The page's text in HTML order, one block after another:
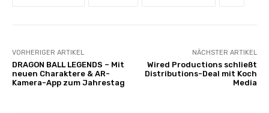
VORHERIGER ARTIKEL
DRAGON BALL LEGENDS – Mit
neuen Charaktere & AR-
Kamera-App zum Jahrestag
NÄCHSTER ARTIKEL
Wired Productions schließt
Distributions-Deal mit Koch
Media